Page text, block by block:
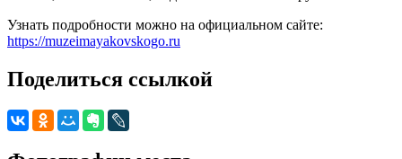
Узнать подробности можно на официальном сайте:
https://muzeimayakovskogo.ru
Поделиться ссылкой